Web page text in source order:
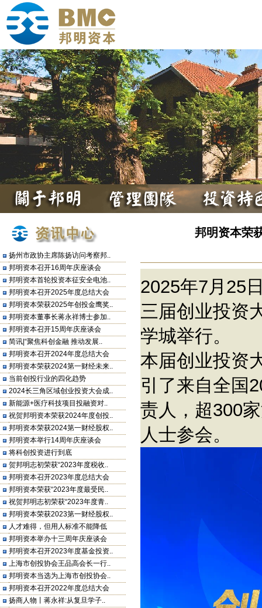
扬州市政协主席陈扬访问考察邦..
邦明资本召开16周年庆座谈会
邦明资本首轮投资本征安全电池..
邦明资本召开2025年度总结大会
邦明资本荣获2025年创投金鹰奖..
邦明资本董事长蒋永祥博士参加..
邦明资本召开15周年庆座谈会
简讯|“聚焦科创金融 推动发展..
邦明资本召开2024年度总结大会
邦明资本荣获2024第一财经未来..
当前创投行业的四化趋势
2024长三角区域创业投资大会成..
新能源+医疗科技项目投融资对..
祝贺邦明资本荣获2024年度创投..
邦明资本荣获2024第一财经股权..
邦明资本举行14周年庆座谈会
将科创投资进行到底
贺邦明志初荣获“2023年度税收..
邦明资本召开2023年度总结大会
邦明资本荣获“2023年度最受民..
祝贺邦明志初荣获“2023年度青..
邦明资本荣获2023第一财经股权..
人才难得，但用人标准不能降低
邦明资本举办十三周年庆座谈会
邦明资本召开2023年度基金投资..
上海市创投协会王品高会长一行..
邦明资本当选为上海市创投协会..
邦明资本召开2022年度总结大会
扬商人物丨蒋永祥:从复旦学子..
邦明资本荣
2025年7月25
三届创业投资
学城举行。
本届创业投资
引了来自全国
责人，超300
人士参会。